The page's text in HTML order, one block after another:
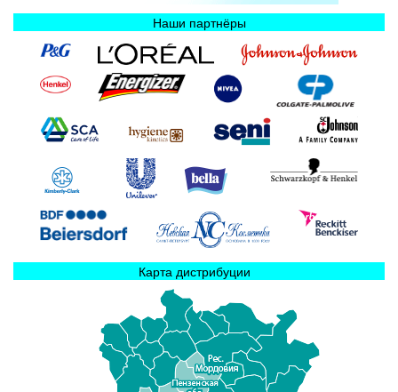
Наши партнёры
Карта дистрибуции